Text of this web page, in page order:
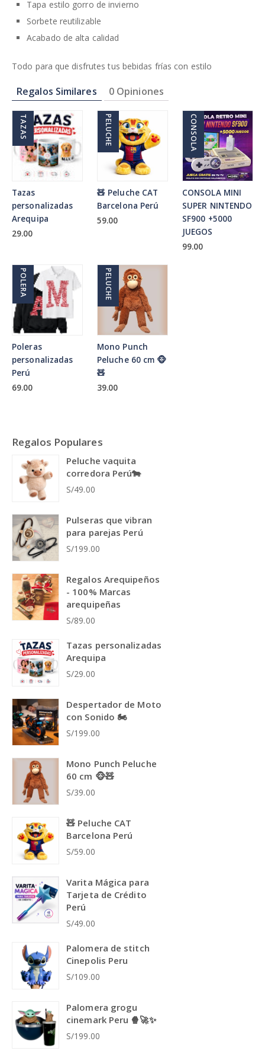
Tapa estilo gorro de invierno
Sorbete reutilizable
Acabado de alta calidad
Todo para que disfrutes tus bebidas frías con estilo
Regalos Similares 0 Opiniones
TAZAS
Tazas
personalizadas
Arequipa
29.00
PELUCHE
🧸 Peluche CAT
Barcelona Perú
59.00
CONSOLA
CONSOLA MINI
SUPER NINTENDO
SF900 +5000
JUEGOS
99.00
POLERA
Poleras
personalizadas
Perú
69.00
PELUCHE
Mono Punch
Peluche 60 cm 🐵
🧸
39.00
Regalos Populares
Peluche vaquita
corredora Perú🐄
S/49.00
Pulseras que vibran
para parejas Perú
S/199.00
Regalos Arequipeños
- 100% Marcas
arequipeñas
S/89.00
Tazas personalizadas
Arequipa
S/29.00
Despertador de Moto
con Sonido 🏍️
S/199.00
Mono Punch Peluche
60 cm 🐵🧸
S/39.00
🧸 Peluche CAT
Barcelona Perú
S/59.00
Varita Mágica para
Tarjeta de Crédito
Perú
S/49.00
Palomera de stitch
Cinepolis Peru
S/109.00
Palomera grogu
cinemark Peru 🍿🚀✨
S/199.00